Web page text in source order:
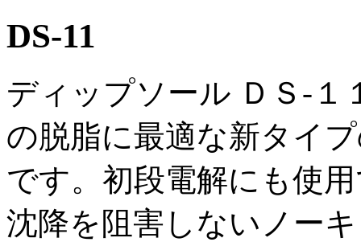
DS-11
ディップソール ＤＳ-１
の脱脂に最適な新タイ
です。初段電解にも使
沈降を阻害しないノー